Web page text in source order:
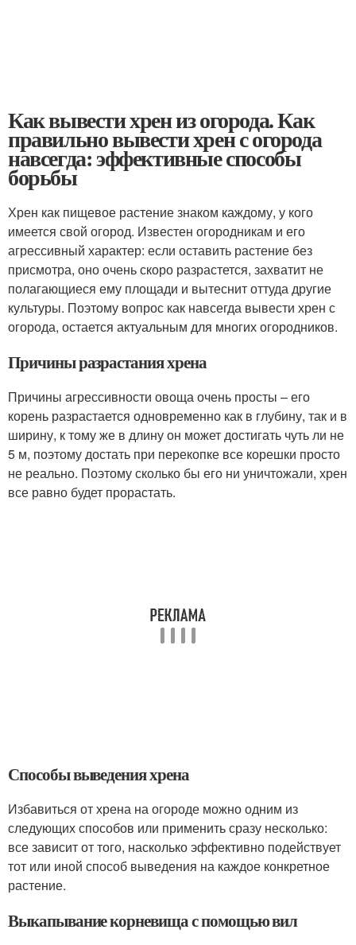
Как вывести хрен из огорода. Как
правильно вывести хрен с огорода
навсегда: эффективные способы
борьбы
Хрен как пищевое растение знаком каждому, у кого
имеется свой огород. Известен огородникам и его
агрессивный характер: если оставить растение без
присмотра, оно очень скоро разрастется, захватит не
полагающиеся ему площади и вытеснит оттуда другие
культуры. Поэтому вопрос как навсегда вывести хрен с
огорода, остается актуальным для многих огородников.
Причины разрастания хрена
Причины агрессивности овоща очень просты – его
корень разрастается одновременно как в глубину, так и в
ширину, к тому же в длину он может достигать чуть ли не
5 м, поэтому достать при перекопке все корешки просто
не реально. Поэтому сколько бы его ни уничтожали, хрен
все равно будет прорастать.
Способы выведения хрена
Избавиться от хрена на огороде можно одним из
следующих способов или применить сразу несколько:
все зависит от того, насколько эффективно подействует
тот или иной способ выведения на каждое конкретное
растение.
Выкапывание корневища с помощью вил